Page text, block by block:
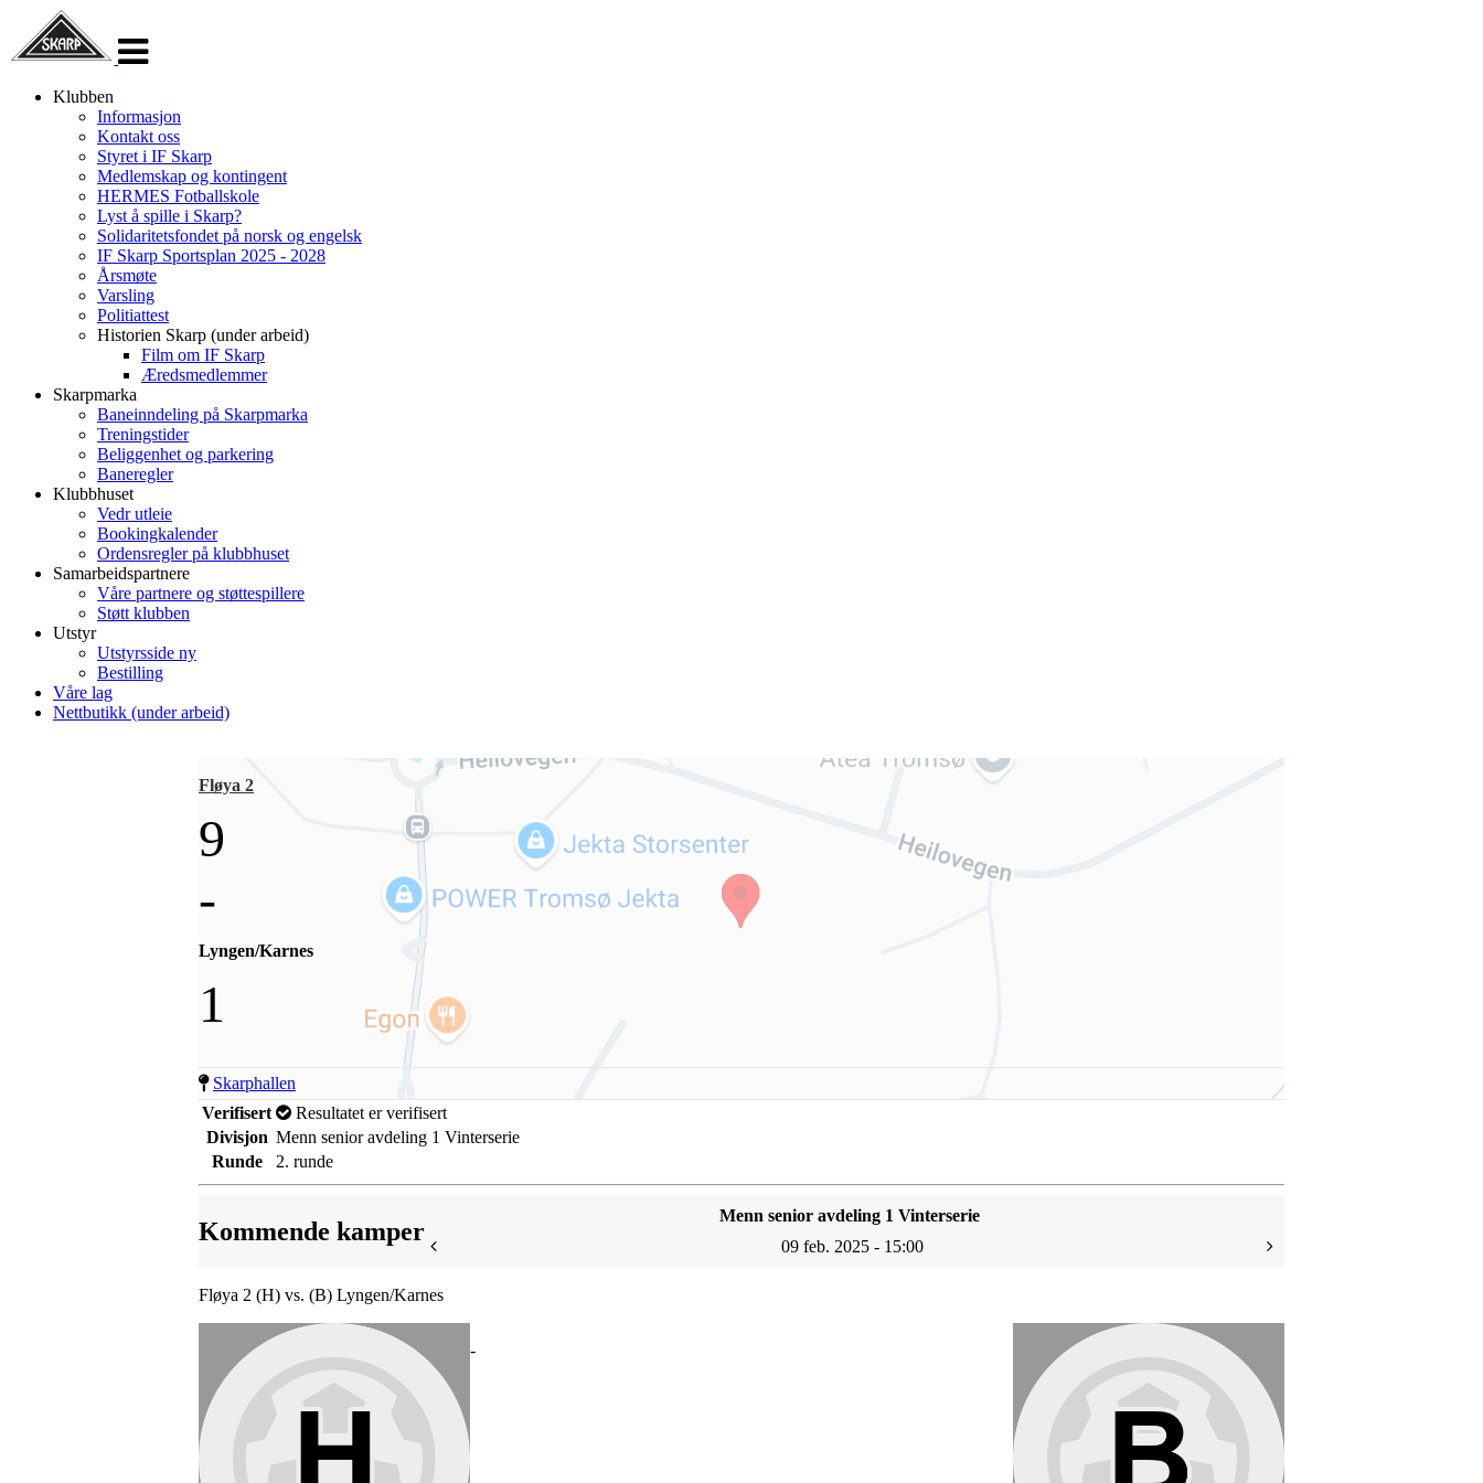
navigasjon
Klubben
Informasjon
Kontakt oss
Styret i IF Skarp
Medlemskap og kontingent
HERMES Fotballskole
Lyst å spille i Skarp?
Solidaritetsfondet på norsk og engelsk
IF Skarp Sportsplan 2025 - 2028
Årsmøte
Varsling
Politiattest
Historien Skarp (under arbeid)
Film om IF Skarp
Æredsmedlemmer
Skarpmarka
Baneinndeling på Skarpmarka
Treningstider
Beliggenhet og parkering
Baneregler
Klubbhuset
Vedr utleie
Bookingkalender
Ordensregler på klubbhuset
Samarbeidspartnere
Våre partnere og støttespillere
Støtt klubben
Utstyr
Utstyrsside ny
Bestilling
Våre lag
Nettbutikk (under arbeid)
Fløya 2
9
-
Lyngen/Karnes
1
Skarphallen
Verifisert
Resultatet er verifisert
Divisjon Menn senior avdeling 1 Vinterserie
Runde
2. runde
Kommende kamper
Menn senior avdeling 1 Vinterserie
09 feb. 2025 - 15:00
Fløya 2 (H) vs. (B) Lyngen/Karnes
-